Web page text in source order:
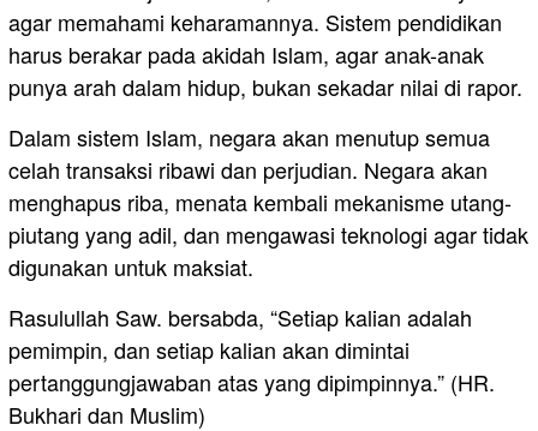
agar memahami keharamannya. Sistem pendidikan
harus berakar pada akidah Islam, agar anak-anak
punya arah dalam hidup, bukan sekadar nilai di rapor.
Dalam sistem Islam, negara akan menutup semua
celah transaksi ribawi dan perjudian. Negara akan
menghapus riba, menata kembali mekanisme utang-
piutang yang adil, dan mengawasi teknologi agar tidak
digunakan untuk maksiat.
Rasulullah Saw. bersabda, “Setiap kalian adalah
pemimpin, dan setiap kalian akan dimintai
pertanggungjawaban atas yang dipimpinnya.” (HR.
Bukhari dan Muslim)